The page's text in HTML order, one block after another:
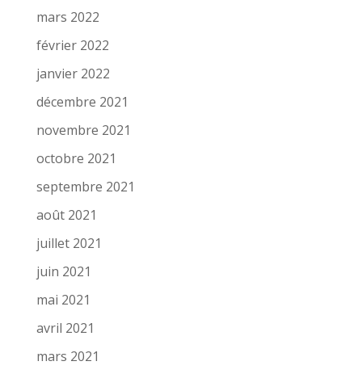
mars 2022
février 2022
janvier 2022
décembre 2021
novembre 2021
octobre 2021
septembre 2021
août 2021
juillet 2021
juin 2021
mai 2021
avril 2021
mars 2021